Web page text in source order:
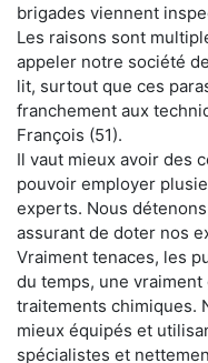
brigades viennent
Les raisons sont
appeler notre société
lit, surtout que ces
franchement aux
François (51).
Il vaut mieux avoir des
pouvoir employer
experts. Nous
assurant de doter nos
Vraiment tenaces, les
du temps, une
traitements chimiques.
mieux équipés et
spécialistes et